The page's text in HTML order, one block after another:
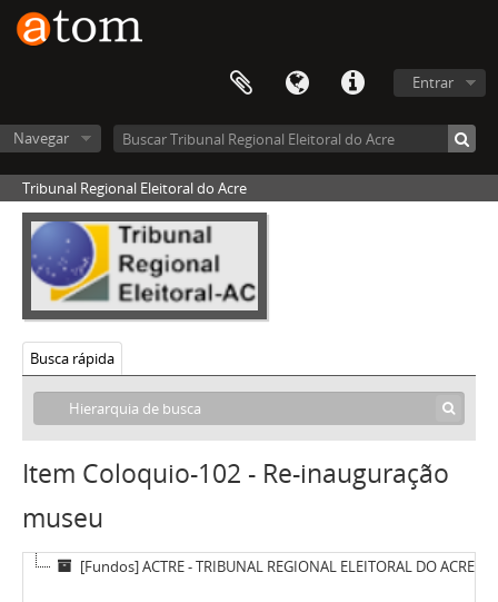
Entrar
Navegar
Tribunal Regional Eleitoral do Acre
Busca rápida
Item Coloquio-102 - Re-inauguração
museu
[Fundos] ACTRE - TRIBUNAL REGIONAL ELEITORAL DO ACRE